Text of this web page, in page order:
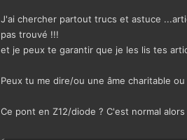
J'ai chercher partout trucs et astuce
pas trouvé !!!
et je peux te garantir que je les lis tes
Peux tu me dire/ou une âme charitable
Ce pont en Z12/diode ? C'est normal alors